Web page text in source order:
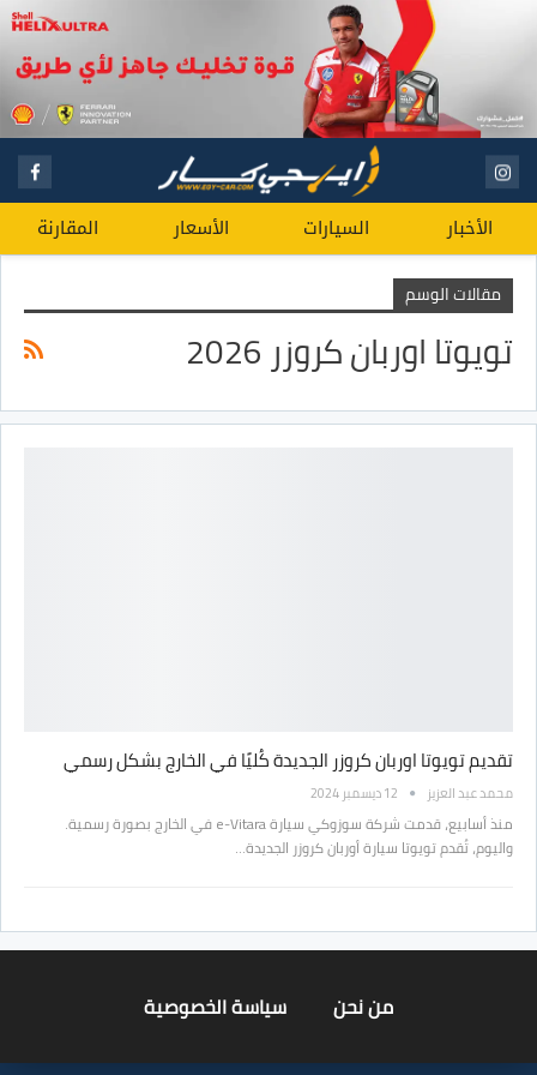
الأخبار السيارات الأسعار المقارنة
مقالات الوسم
تويوتا اوربان كروزر 2026
تقديم تويوتا اوربان كروزر الجديدة كُليًا في الخارج بشكل رسمي
محمد عبد العزيز 12 ديسمبر 2024
منذ أسابيع، قدمت شركة سوزوكي سيارة e-Vitara في الخارج بصورة رسمية.
واليوم، تُقدم تويوتا سيارة أوربان كروزر الجديدة…
من نحن سياسة الخصوصية